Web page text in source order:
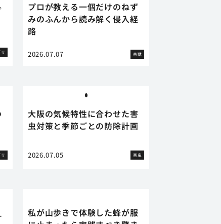
プロが教える一個だけのねず
みのふんから読み解く侵入経
路
2026.07.07 害獣
大阪の気候特性に合わせた害
虫対策と季節ごとの防除計画
2026.07.05 害虫
私が山歩きで体験した蜂が服